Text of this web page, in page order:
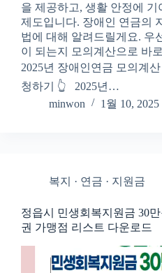
을 제공하고, 생활 안정에 기
제도입니다. 장애인 연금의
법에 대해 알려드릴게요. 우
이 되는지 모의계산으로 바
2025년 장애인연금 모의계
청하기 👆️ 2025년…
minwon
1월 10, 2025
복지 · 연금 · 지원금
정읍시 민생회복지원금 30
권 가맹점 리스트 다운로드